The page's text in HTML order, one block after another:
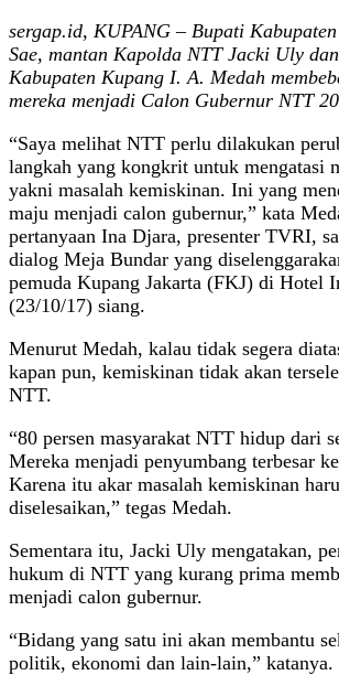
sergap.id, KUPANG – Bupati
Sae, mantan Kapolda NTT Jacki Uly
Kabupaten Kupang I. A. Medah
mereka menjadi Calon Gubernur NTT
“Saya melihat NTT perlu dilakukan
langkah yang kongkrit untuk mengatasi
yakni masalah kemiskinan. Ini yang
maju menjadi calon gubernur,” kata
pertanyaan Ina Djara, presenter TVRI,
dialog Meja Bundar yang
pemuda Kupang Jakarta (FKJ) di Hotel
(23/10/17) siang.
Menurut Medah, kalau tidak segera
kapan pun, kemiskinan tidak akan
NTT.
“80 persen masyarakat NTT hidup dari
Mereka menjadi penyumbang terbesar
Karena itu akar masalah kemiskinan
diselesaikan,” tegas Medah.
Sementara itu, Jacki Uly mengatakan,
hukum di NTT yang kurang prima
menjadi calon gubernur.
“Bidang yang satu ini akan membantu
politik, ekonomi dan lain-lain,” katanya.